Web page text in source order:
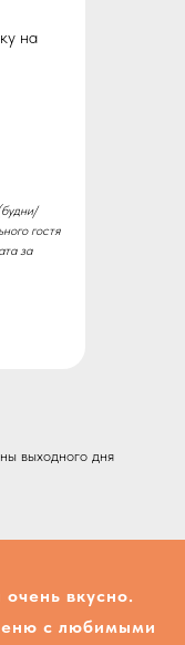
на
гостя
за
выходного дня
вкусно.
с любимыми